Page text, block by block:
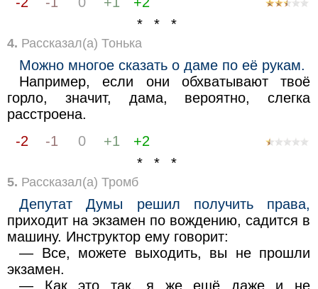
* * *
4. Рассказал(а) Тонька
Можно многое сказать о даме по её рукам.
Например, если они обхватывают твоё
горло, значит, дама, вероятно, слегка
расстроена.
-2
-1 0 +1
+2
* * *
5. Рассказал(а) Тромб
Депутат Думы решил получить права,
приходит на экзамен по вождению, садится в
машину. Инструктор ему говорит:
— Все, можете выходить, вы не прошли
экзамен.
— Как это так, я же ещё даже и не